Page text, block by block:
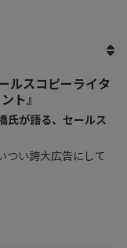
ルスコピーライタ
ト』
氏が語る、セールス
つい誇大広告にして